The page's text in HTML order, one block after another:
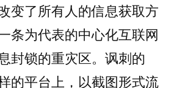
变了所有人的信息获取方
条为代表的中心化互联网
封锁的重灾区。讽刺的
的平台上，以截图形式流